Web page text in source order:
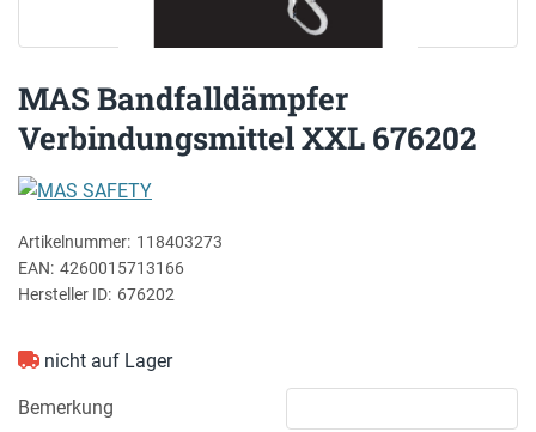
MAS Bandfalldämpfer
Verbindungsmittel XXL 676202
MAS SAFETY
Artikelnummer: 118403273
EAN: 4260015713166
Hersteller ID: 676202
nicht auf Lager
Bemerkung